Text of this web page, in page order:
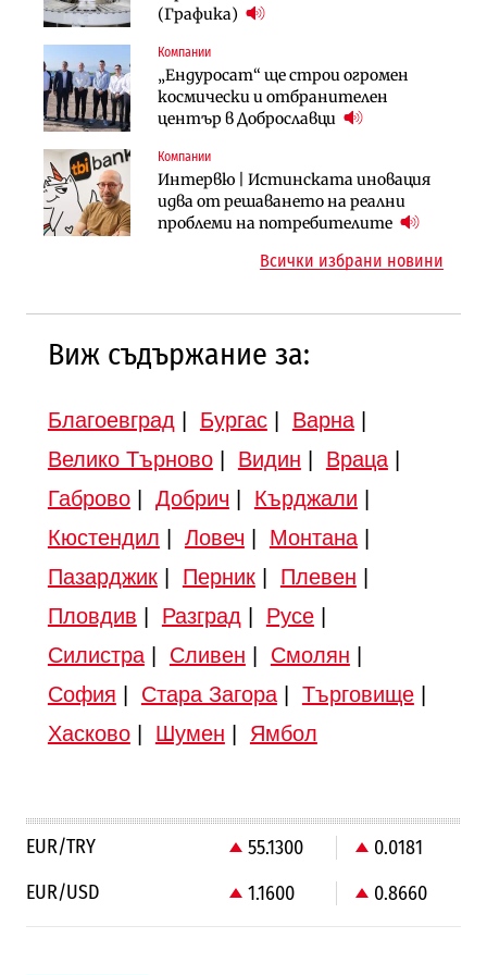
(Графика)
Компании
„Ендуросат“ ще строи огромен
космически и отбранителен
център в Доброславци
Компании
Интервю | Истинската иновация
идва от решаването на реални
проблеми на потребителите
няколко седмици, ако сушата
Компании
„Хювефарма“ подписа договор за
придобиване на Euroapi Italy
Инфраструктура
АПИ възложи промяната на
парцеларния план за
България продължава да се охлажда
Публични финанси
След 20 години застой: Данъчните
оценки на имотите може да бъдат
Инфраструктура
Вторият мост над Варненското
езеро става част от бъдещата
Всички избрани новини
Виж съдържание за:
Благоевград Бургас| Варна|
Велико Търново| Видин Враца|
Габрово| Добрич Кърджали
Кюстендил
Ловеч Монтана|
Пазарджик| Перник| Плевен
Пловдив
Разград Русе|
Силистра| Сливен Смолян
София
Стара Загора| Търговище|
Хасково| Шумен Ямбол
EUR/TRY 55.1300
0.0181
EUR/USD
1.1600 0.8660